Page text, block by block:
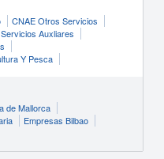
CNAE Otros Servicios
Auxliares
Y Pesca
de Mallorca
Empresas Bilbao